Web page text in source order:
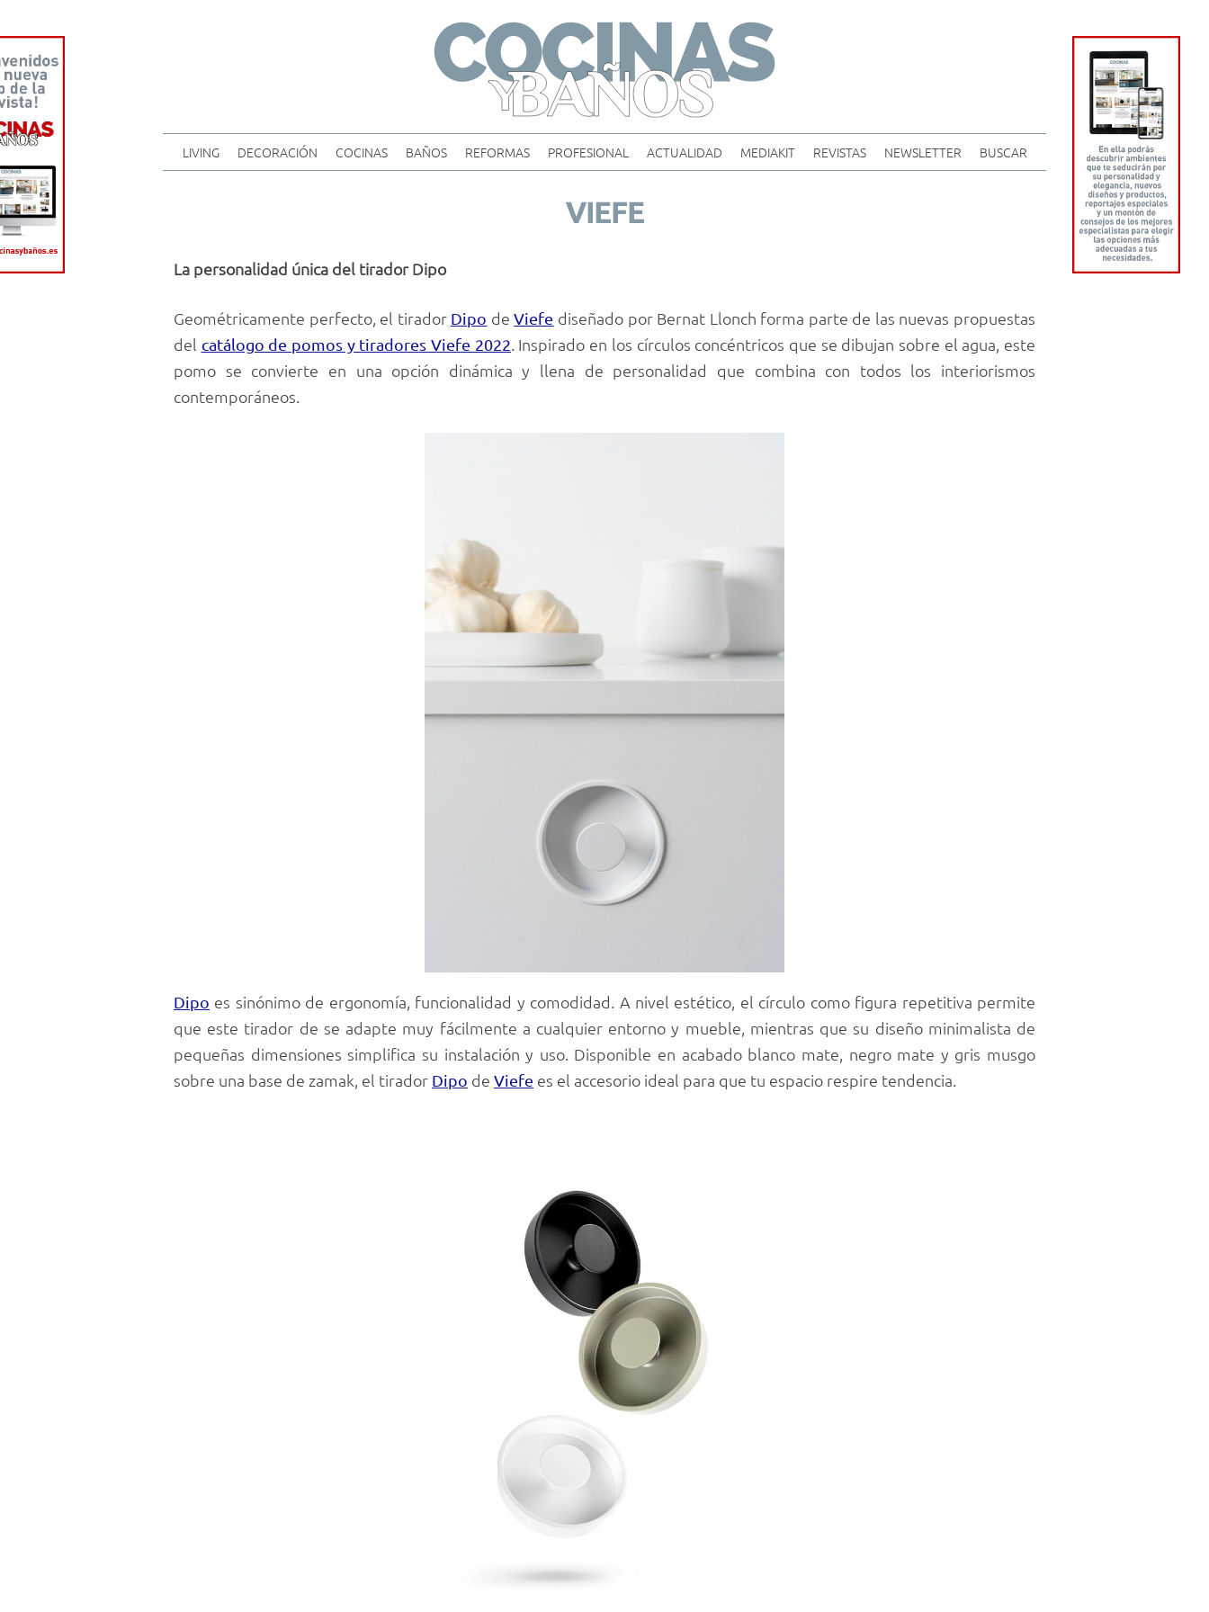
content
LIVING DECORACIÓN COCINAS BAÑOS REFORMAS PROFESIONAL ACTUALIDAD MEDIAKIT REVISTAS NEWSLETTER BUSCAR
VIEFE
La personalidad única del tirador Dipo
Geométricamente perfecto, el tirador Dipo deViefe diseñado por Bernat Llonch forma parte de las nuevas propuestas
del catálogo de pomos y tiradores Viefe 2022. Inspirado en los círculos concéntricos que se dibujan sobre el agua, este
pomo se convierte en una opción dinámica y llena de personalidad que combina con todos los interiorismos
contemporáneos.
Dipo es sinónimo de ergonomía, funcionalidad y comodidad. A nivel estético, el círculo como figura repetitiva permite
que este tirador de se adapte muy fácilmente a cualquier entorno y mueble, mientras que su diseño minimalista de
pequeñas dimensiones simplifica su instalación y uso. Disponible en acabado blanco mate, negro mate y gris musgo
sobre una base de zamak, el tirador Dipo de Viefe es el accesorio ideal para que tu espacio respire tendencia.